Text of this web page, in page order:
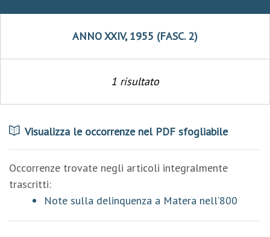
ANNO XXIV, 1955 (FASC. 2)
1 risultato
Visualizza le occorrenze nel PDF sfogliabile
Occorrenze trovate negli articoli integralmente
trascritti:
Note sulla delinquenza a Matera nell’800